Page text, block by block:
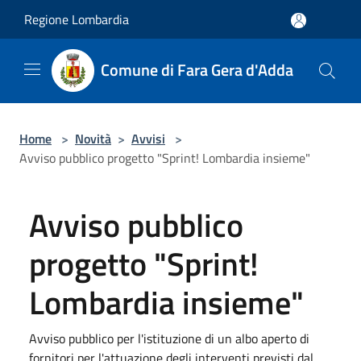
Regione Lombardia
Comune di Fara Gera d'Adda
Home > Novità > Avvisi >
Avviso pubblico progetto "Sprint! Lombardia insieme"
Avviso pubblico
progetto "Sprint!
Lombardia insieme"
Avviso pubblico per l'istituzione di un albo aperto di